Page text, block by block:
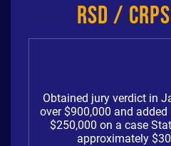
RSD /
Obtained jury verdict in
over $900,000 and
$250,000 on a case
approximately